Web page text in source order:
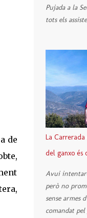
de
Pujada a la
tots els
que any
persones i en
no hauria
assistents.
mes sense
Un clàssic
explica que
Atlètic
XXXII Pujada
que té el
cangur és el
aquest
La Carrerada
del ganxo és
Avui
però no
sense armes
comandat pel